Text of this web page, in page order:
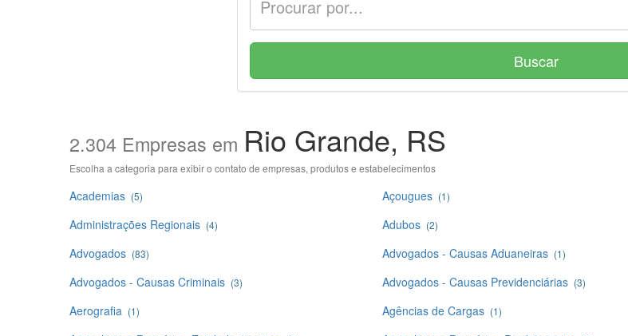
Buscar
2.304 Empresas em Rio Grande, RS
Escolha a categoria para exibir o contato de empresas, produtos e estabelecimentos
Academias (5) Açougues (1)
Administrações Regionais (4) Adubos (2)
Advogados (83) Advogados - Causas Aduaneiras (1)
Advogados - Causas Criminais (3) Advogados - Causas Previdenciárias (3)
Aerografia (1) Agências de Cargas (1)